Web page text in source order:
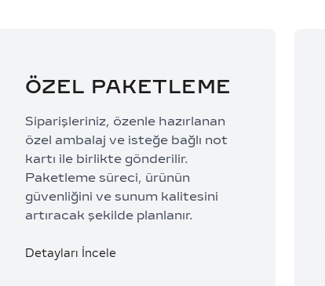
ÖZEL PAKETLEME
Siparişleriniz, özenle hazırlanan
özel ambalaj ve isteğe bağlı not
kartı ile birlikte gönderilir.
Paketleme süreci, ürünün
güvenliğini ve sunum kalitesini
artıracak şekilde planlanır.
Detayları İncele